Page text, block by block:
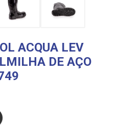
ACQUA LEV
DE AÇO